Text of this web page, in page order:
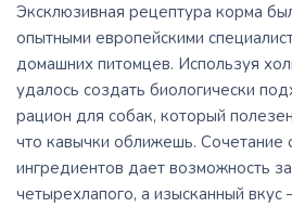
Эксклюзивная рецептура корма
опытными европейскими
домашних питомцев. Используя
удалось создать биологически
рацион для собак, который
что кавычки оближешь. Сочетание
ингредиентов дает возможность
четырехлапого, а изысканный вкус